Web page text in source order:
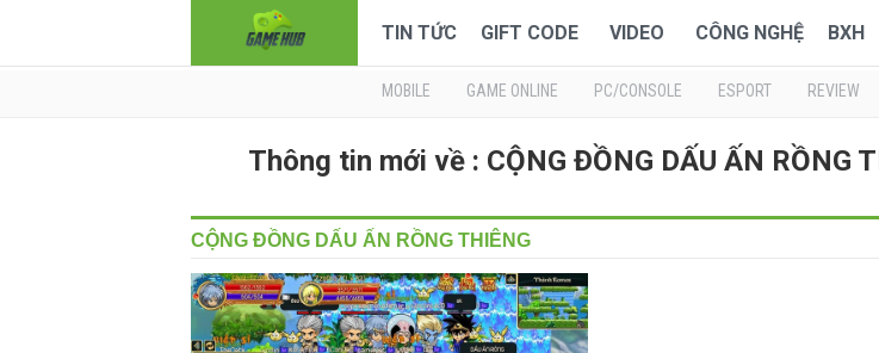
TIN TỨC GIFT CODE VIDEO CÔNG NGHỆ BXH
MOBILE GAME ONLINE PC/CONSOLE ESPORT REVIEW
Thông tin mới về : CỘNG ĐỒNG DẤU ẤN RỒNG
CỘNG ĐỒNG DẤU ẤN RỒNG THIÊNG